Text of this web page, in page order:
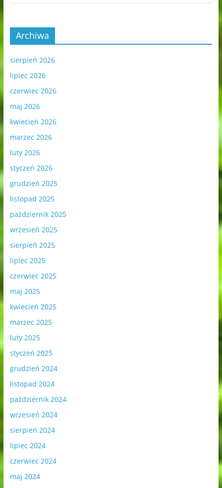
Archiwa
sierpień 2026
lipiec 2026
czerwiec 2026
maj 2026
kwiecień 2026
marzec 2026
luty 2026
styczeń 2026
grudzień 2025
listopad 2025
październik 2025
wrzesień 2025
sierpień 2025
lipiec 2025
czerwiec 2025
maj 2025
kwiecień 2025
marzec 2025
luty 2025
styczeń 2025
grudzień 2024
listopad 2024
październik 2024
wrzesień 2024
sierpień 2024
lipiec 2024
czerwiec 2024
maj 2024